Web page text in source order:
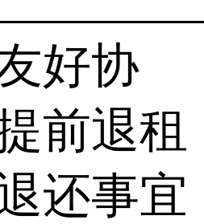
好协
前退租
还事宜